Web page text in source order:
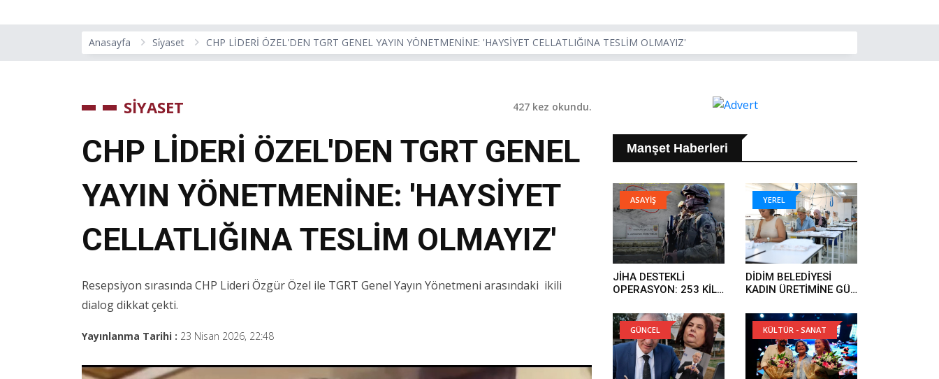
Anasayfa Si̇yaset CHP LİDERİ ÖZEL'DEN TGRT GENEL YAYIN YÖNETMENİNE: 'HAYSİYET CELLATLIĞINA TESLİM OLMAYIZ'
SİYASET 427 kez okundu.
CHP LİDERİ ÖZEL'DEN TGRT GENEL
YAYIN YÖNETMENİNE: 'HAYSİYET
CELLATLIĞINA TESLİM OLMAYIZ'
Resepsiyon sırasında CHP Lideri Özgür Özel ile TGRT Genel Yayın Yönetmeni arasındaki ikili
dialog dikkat çekti.
Yayınlanma Tarihi : 23 Nisan 2026, 22:48
Manşet Haberleri
ASAYİŞ
JİHA DESTEKLİ
OPERASYON: 253 KİLO
YEREL
DİDİM BELEDİYESİ
KADIN ÜRETİMİNE GÜÇ
GÜNCEL KÜLTÜR - SANAT